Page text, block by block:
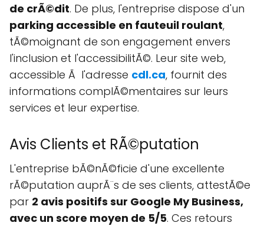
de crÃ©dit. De plus, l'entreprise dispose d'un
parking accessible en fauteuil roulant,
tÃ©moignant de son engagement envers
l'inclusion et l'accessibilitÃ©. Leur site web,
accessible Ã l'adresse cdl.ca, fournit des
informations complÃ©mentaires sur leurs
services et leur expertise.
Avis Clients et RÃ©putation
L'entreprise bÃ©nÃ©ficie d'une excellente
rÃ©putation auprÃ¨s de ses clients, attestÃ©e
par 2 avis positifs sur Google My Business,
avec un score moyen de 5/5. Ces retours